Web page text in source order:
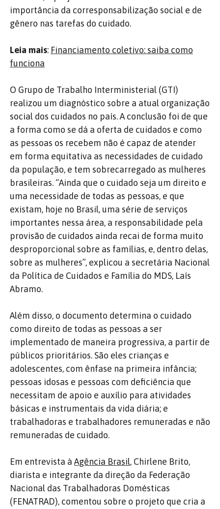
importância da corresponsabilização social e de
gênero nas tarefas do cuidado.
Leia mais: Financiamento coletivo: saiba como
funciona
O Grupo de Trabalho Interministerial (GTI)
realizou um diagnóstico sobre a atual organização
social dos cuidados no país. A conclusão foi de que
a forma como se dá a oferta de cuidados e como
as pessoas os recebem não é capaz de atender
em forma equitativa as necessidades de cuidado
da população, e tem sobrecarregado as mulheres
brasileiras. “Ainda que o cuidado seja um direito e
uma necessidade de todas as pessoas, e que
existam, hoje no Brasil, uma série de serviços
importantes nessa área, a responsabilidade pela
provisão de cuidados ainda recai de forma muito
desproporcional sobre as famílias, e, dentro delas,
sobre as mulheres”, explicou a secretária Nacional
da Política de Cuidados e Família do MDS, Laís
Abramo.
Além disso, o documento determina o cuidado
como direito de todas as pessoas a ser
implementado de maneira progressiva, a partir de
públicos prioritários. São eles crianças e
adolescentes, com ênfase na primeira infância;
pessoas idosas e pessoas com deficiência que
necessitam de apoio e auxílio para atividades
básicas e instrumentais da vida diária; e
trabalhadoras e trabalhadores remuneradas e não
remuneradas de cuidado.
Em entrevista à Agência Brasil, Chirlene Brito,
diarista e integrante da direção da Federação
Nacional das Trabalhadoras Domésticas
(FENATRAD), comentou sobre o projeto que cria a